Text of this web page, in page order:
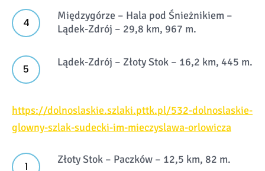
Międzygórze – Hala pod Śnieżnikiem –
Lądek-Zdrój – 29,8 km, 967 m.
Lądek-Zdrój – Złoty Stok – 16,2 km, 445 m.
https://dolnoslaskie.szlaki.pttk.pl/532-dolnoslaskie-
glowny-szlak-sudecki-im-mieczyslawa-orlowicza
Złoty Stok – Paczków – 12,5 km, 82 m.